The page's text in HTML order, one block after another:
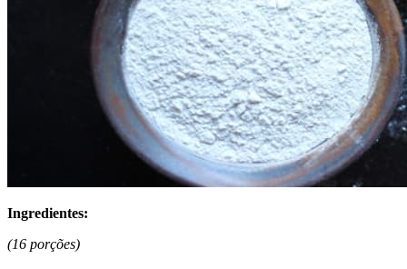
Ingredientes:
(16 porções)